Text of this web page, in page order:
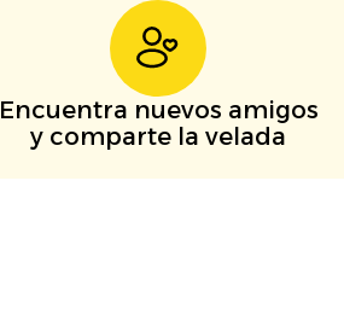
Encuentra nuevos amigos
y comparte la velada